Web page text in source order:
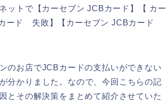
ットで【カーセブン JCBカード】【 カー
ード 失敗】【カーセブン JCBカード
のお店でJCBカードの支払いができない
分かりました。なので、今回こちらの記
とその解決策をまとめて紹介させていた